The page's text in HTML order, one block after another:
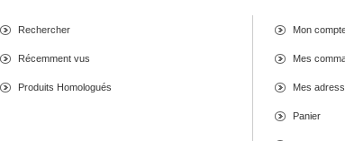
Rechercher
Récemment vus
Produits Homologués
Mon
Mes
Mes
Panier